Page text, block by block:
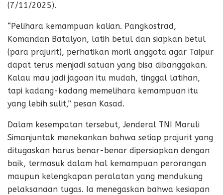
(7/11/2025).
“Pelihara kemampuan kalian. Pangkostrad,
Komandan Batalyon, latih betul dan siapkan betul
(para prajurit), perhatikan moril anggota agar Taipur
dapat terus menjadi satuan yang bisa dibanggakan.
Kalau mau jadi jagoan itu mudah, tinggal latihan,
tapi kadang-kadang memelihara kemampuan itu
yang lebih sulit,” pesan Kasad.
Dalam kesempatan tersebut, Jenderal TNI Maruli
Simanjuntak menekankan bahwa setiap prajurit yang
ditugaskan harus benar-benar dipersiapkan dengan
baik, termasuk dalam hal kemampuan perorangan
maupun kelengkapan peralatan yang mendukung
pelaksanaan tugas. Ia menegaskan bahwa kesiapan